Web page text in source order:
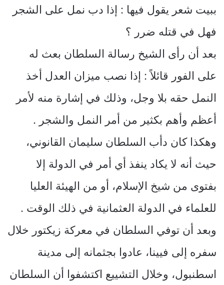
ببيت شعر يقول فيها : إذا دب نمل على الشجر
فهل في قتله ضرر ؟
بعد أن رأى الشيخ رسالة السلطان بعث له
على الفور قائلاً : إذا نصب ميزان العدل أخذ
النمل حقه بلا وجل، وذلك في إشارة منه لأمر
أعظم وأهم بكثير من أمر النمل والشجر .
وهكذا كان دأب السلطان سليمان القانوني،
حيث أنه لا يكاد ينفذ أي أمر في الدولة إلا
بفتوى من شيخ الإسلام، أو من الهيئة العليا
للعلماء في الدولة العثمانية في ذلك الوقت .
وبعد أن توفي السلطان في معركة زيكتور خلال
سفره إلى فيينا، عادوا بجثمانه إلى مدينة
اسطنبول، وخلال التشييع اكتشفوا أن السلطان